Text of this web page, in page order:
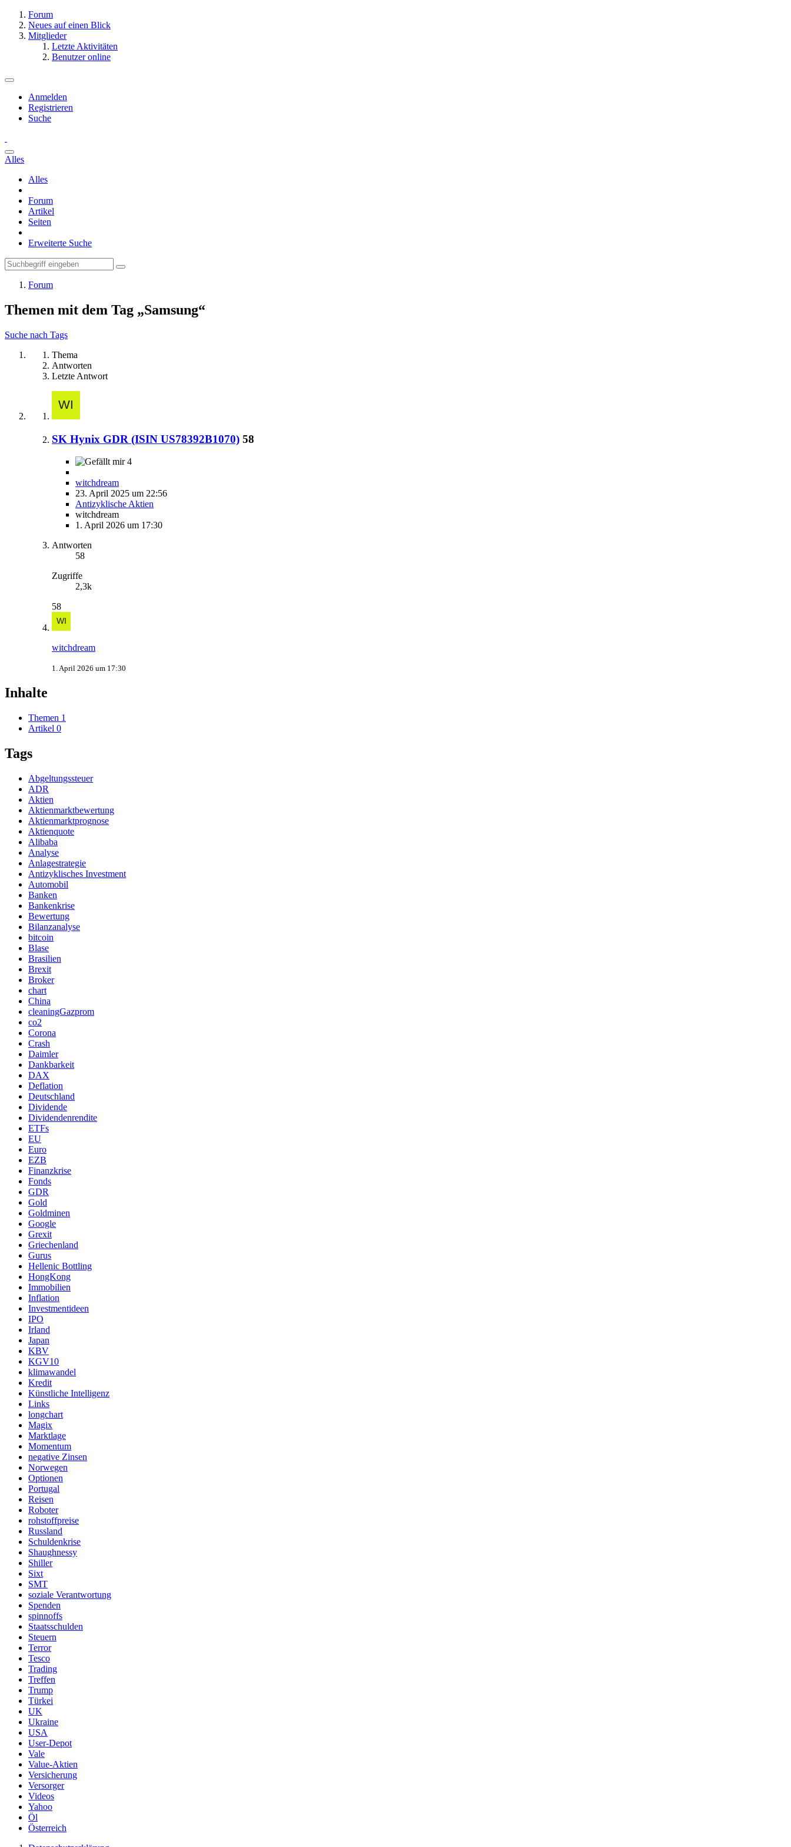
Forum
Neues auf einen Blick
Mitglieder
Letzte Aktivitäten
Benutzer online
Anmelden
Registrieren
Suche
Alles
Alles
Forum
Artikel
Seiten
Erweiterte Suche
Forum
Themen mit dem Tag „Samsung“
Suche nach Tags
Thema
Antworten
Letzte Antwort
SK Hynix GDR (ISIN US78392B1070) 58
4
witchdream
23. April 2025 um 22:56
Antizyklische Aktien
witchdream
1. April 2026 um 17:30
Antworten
58
Zugriffe
2,3k
58
witchdream
1. April 2026 um 17:30
Inhalte
Themen 1
Artikel 0
Tags
Abgeltungssteuer
ADR
Aktien
Aktienmarktbewertung
Aktienmarktprognose
Aktienquote
Alibaba
Analyse
Anlagestrategie
Antizyklisches Investment
Automobil
Banken
Bankenkrise
Bewertung
Bilanzanalyse
bitcoin
Blase
Brasilien
Brexit
Broker
chart
China
cleaningGazprom
co2
Corona
Crash
Daimler
Dankbarkeit
DAX
Deflation
Deutschland
Dividende
Dividendenrendite
ETFs
EU
Euro
EZB
Finanzkrise
Fonds
GDR
Gold
Goldminen
Google
Grexit
Griechenland
Gurus
Hellenic Bottling
HongKong
Immobilien
Inflation
Investmentideen
IPO
Irland
Japan
KBV
KGV10
klimawandel
Kredit
Künstliche Intelligenz
Links
longchart
Magix
Marktlage
Momentum
negative Zinsen
Norwegen
Optionen
Portugal
Reisen
Roboter
rohstoffpreise
Russland
Schuldenkrise
Shaughnessy
Shiller
Sixt
SMT
soziale Verantwortung
Spenden
spinnoffs
Staatsschulden
Steuern
Terror
Tesco
Trading
Treffen
Trump
Türkei
UK
Ukraine
USA
User-Depot
Vale
Value-Aktien
Versicherung
Versorger
Videos
Yahoo
Öl
Österreich